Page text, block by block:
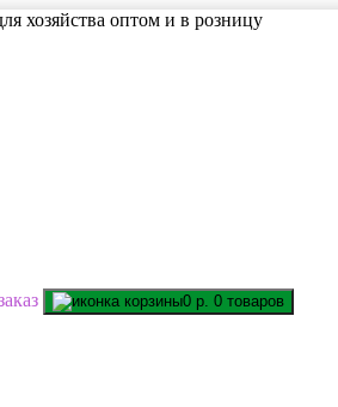
хозяйства оптом и в розницу
0 р. 0 товаров